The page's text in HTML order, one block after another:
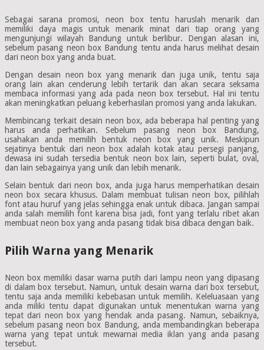
Sebagai sarana promosi, neon box tentu haruslah menarik dan
memiliki daya magis untuk menarik minat dari tiap orang yang
mengunjungi wilayah Bandung untuk berlibur. Dengan alasan ini,
sebelum pasang neon box Bandung tentu anda harus melihat desain
dari neon box yang anda buat.
Dengan desain neon box yang menarik dan juga unik, tentu saja
orang lain akan cenderung lebih tertarik dan akan secara seksama
membaca informasi yang ada pada neon box tersebut. Hal ini tentu
akan meningkatkan peluang keberhasilan promosi yang anda lakukan.
Membincang terkait desain neon box, ada beberapa hal penting yang
harus anda perhatikan. Sebelum pasang neon box Bandung,
usahakan anda memilih bentuk neon box yang unik. Meskipun
sejatinya bentuk dari neon box adalah kotak atau persegi panjang,
dewasa ini sudah tersedia bentuk neon box lain, seperti bulat, oval,
dan lain sebagainya yang unik dan lebih menarik.
Selain bentuk dari neon box, anda juga harus memperhatikan desain
neon box secara khusus. Dalam membuat tulisan neon box, pilihlah
font atau huruf yang jelas sehingga enak untuk dibaca. Jangan sampai
anda salah memilih font karena bisa jadi, font yang terlalu ribet akan
membuat neon box yang anda pasang tidak bisa dibaca dengan baik.
Pilih Warna yang Menarik
Neon box memiliki dasar warna putih dari lampu neon yang dipasang
di dalam box tersebut. Namun, untuk desain warna dari box tersebut,
tentu saja anda memiliki kebebasan untuk memilih. Keleluasaan yang
anda miliki tentu dapat digunakan untuk menentukan warna yang
tepat dari neon box yang hendak anda pasang. Namun, sebaiknya,
sebelum pasang neon box Bandung, anda membandingkan beberapa
warna yang tepat untuk mewarnai media iklan yang anda pasang
tersebut.